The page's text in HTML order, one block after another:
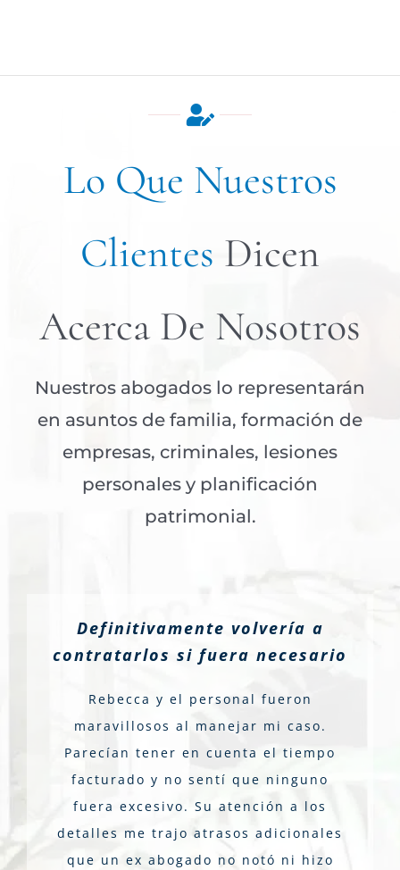
Lo Que Nuestros
Clientes Dicen
Acerca De Nosotros
Nuestros abogados lo representarán
en asuntos de familia, formación de
empresas, criminales, lesiones
personales y planificación
patrimonial.
Definitivamente volvería a
contratarlos si fuera necesario
Rebecca y el personal fueron
maravillosos al manejar mi caso.
Parecían tener en cuenta el tiempo
facturado y no sentí que ninguno
fuera excesivo. Su atención a los
detalles me trajo atrasos adicionales
que un ex abogado no notó ni hizo